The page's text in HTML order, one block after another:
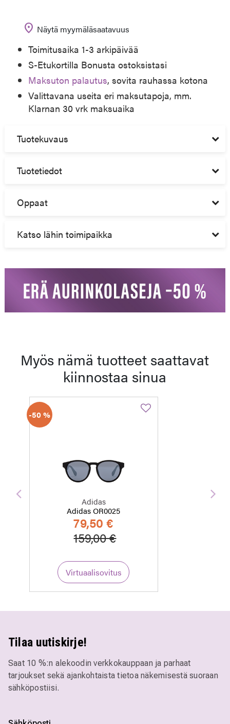
location_on Näytä myymäläsaatavuus
Toimitusaika 1-3 arkipäivää
S-Etukortilla Bonusta ostoksistasi
Maksuton palautus, sovita rauhassa kotona
Valittavana useita eri maksutapoja, mm.
Klarnan 30 vrk maksuaika
Tuotekuvaus
Tuotetiedot
Oppaat
Katso lähin toimipaikka
Myös nämä tuotteet saattavat
kiinnostaa sinua
-50 %
Adidas
Adidas OR0025
79,50 €
Hinta alennettu
159,00 €Alennettu hinta
Virtuaalisovitus
Edellinen
Tilaa uutiskirje!
Saat 10 %:n alekoodin verkkokauppaan ja parhaat
tarjoukset sekä ajankohtaista tietoa näkemisestä suoraan
sähköpostiisi.